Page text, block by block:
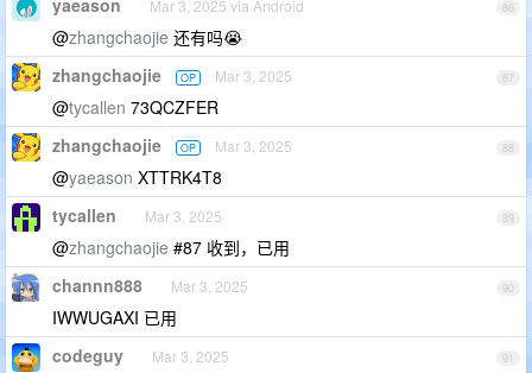
86
Mar 3, 2025 via Android
@zhangchaojie 还有吗😭
87
zhangchaojie OP Mar 3, 2025
@tycallen 73QCZFER
88
zhangchaojie OP Mar 3, 2025
@yaeason XTTRK4T8
89
tycallen Mar 3, 2025
@zhangchaojie #87 收到，已用
90
channn888 Mar 3, 2025
IWWUGAXI 已用
91
codeguy Mar 3, 2025